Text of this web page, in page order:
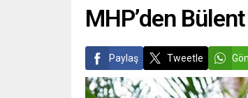
MHP’den
Paylaş Tweetle